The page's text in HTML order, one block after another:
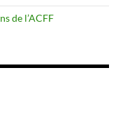
de l’ACFF